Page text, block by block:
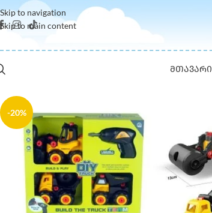
Skip to navigation
Skip to main content
ᲛᲗᲐᲕᲐᲠᲘ
-20%